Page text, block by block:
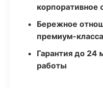
корпоративное
Бережное
премиум-класса
Гарантия до 24
работы